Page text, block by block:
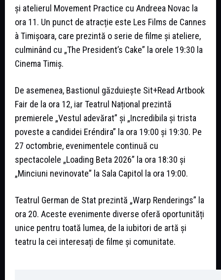
și atelierul Movement Practice cu Andreea Novac la
ora 11. Un punct de atracție este Les Films de Cannes
à Timișoara, care prezintă o serie de filme și ateliere,
culminând cu „The President’s Cake” la orele 19:30 la
Cinema Timiș.
De asemenea, Bastionul găzduiește Sit+Read Artbook
Fair de la ora 12, iar Teatrul Național prezintă
premierele „Vestul adevărat” și „Incredibila și trista
poveste a candidei Eréndira” la ora 19:00 și 19:30. Pe
27 octombrie, evenimentele continuă cu
spectacolele „Loading Beta 2026” la ora 18:30 și
„Minciuni nevinovate” la Sala Capitol la ora 19:00.
Teatrul German de Stat prezintă „Warp Renderings” la
ora 20. Aceste evenimente diverse oferă oportunități
unice pentru toată lumea, de la iubitori de artă și
teatru la cei interesați de filme și comunitate.